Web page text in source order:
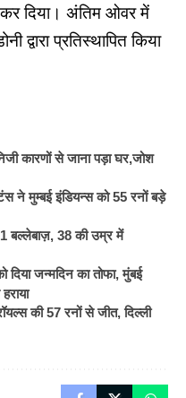
दिया। अंतिम ओवर में
द्वारा प्रतिस्थापित किया
कारणों से जाना पड़ा घर,जोश
ने मुम्बई इंडियन्स को 55 रनों बड़े
बल्लेबाज़, 38 की उम्र में
दिया जन्मदिन का तोफा, मुंबई
की 57 रनों से जीत, दिल्ली